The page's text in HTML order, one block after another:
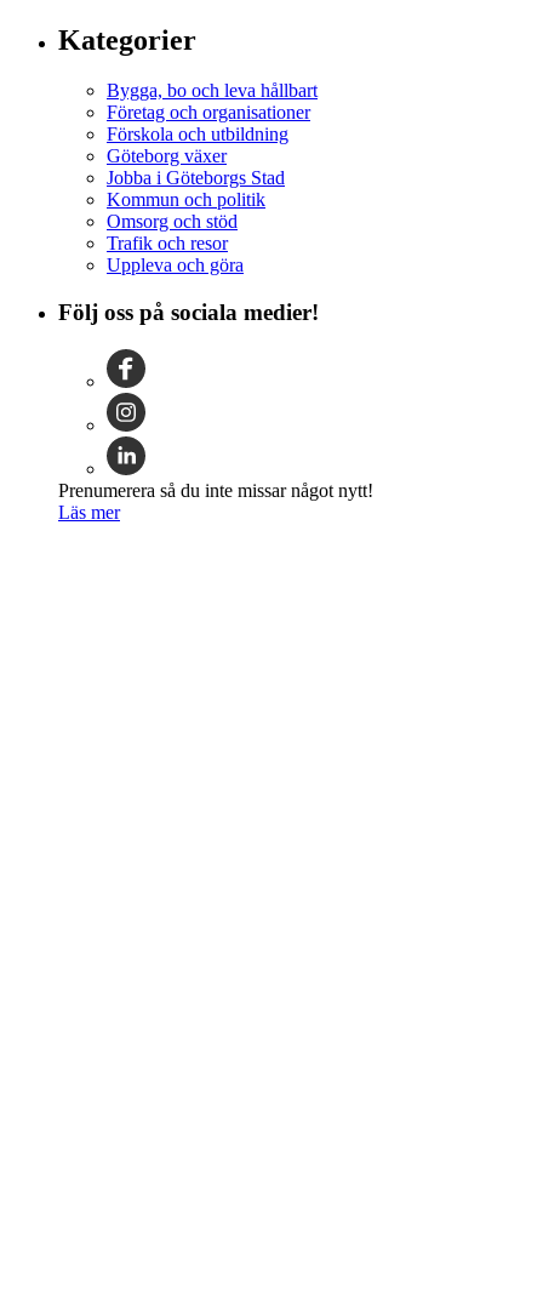
Kategorier
Bygga, bo och leva hållbart
Företag och organisationer
Förskola och utbildning
Göteborg växer
Jobba i Göteborgs Stad
Kommun och politik
Omsorg och stöd
Trafik och resor
Uppleva och göra
Följ oss på sociala medier!
Prenumerera så du inte missar något nytt!
Läs mer